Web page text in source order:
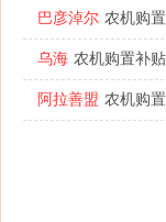
巴彦淖尔 农机购
乌海 农机购置补
阿拉善盟 农机购